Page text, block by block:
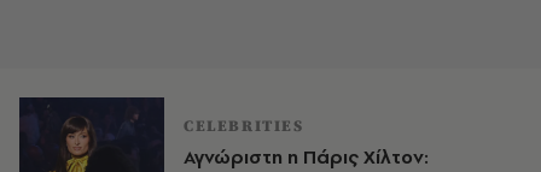
CELEBRITIES
Αγνώριστη η Πάρις Χίλτον: